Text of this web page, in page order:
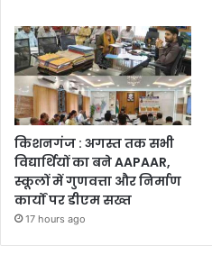
किशनगंज : अगस्त तक सभी
विद्यार्थियों का बने AAPAAR,
स्कूलों में गुणवत्ता और निर्माण
कार्यों पर डीएम सख्त
17 hours ago